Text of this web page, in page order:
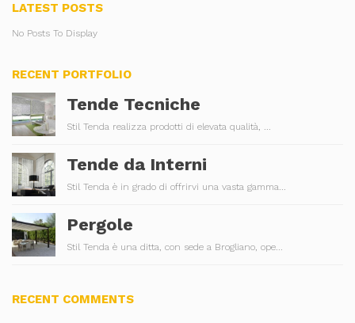
LATEST POSTS
No Posts To Display
RECENT PORTFOLIO
Tende Tecniche
Stil Tenda realizza prodotti di elevata qualità, ...
Tende da Interni
Stil Tenda è in grado di offrirvi una vasta gamma...
Pergole
Stil Tenda è una ditta, con sede a Brogliano, ope...
RECENT COMMENTS